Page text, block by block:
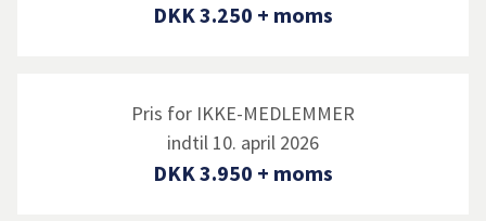
DKK 3.250 + moms
Pris for IKKE-MEDLEMMER
indtil 10. april 2026
DKK 3.950 + moms